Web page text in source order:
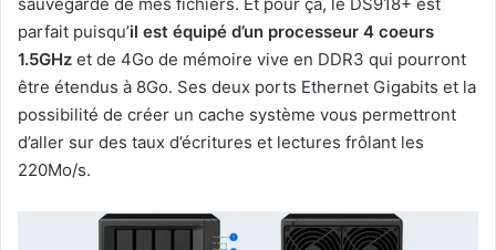
sauvegarde de mes fichiers. Et pour ça, le DS918+ est
parfait puisqu’il est équipé d’un processeur 4 coeurs
1.5GHz et de 4Go de mémoire vive en DDR3 qui pourront
être étendus à 8Go. Ses deux ports Ethernet Gigabits et la
possibilité de créer un cache système vous permettront
d’aller sur des taux d’écritures et lectures frôlant les
220Mo/s.